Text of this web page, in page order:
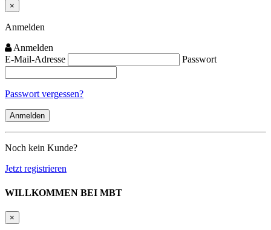
×
Close
Anmelden
Anmelden
E-Mail-Adresse
Passwort
Passwort vergessen?
Noch kein Kunde?
Jetzt registrieren
WILLKOMMEN BEI MBT
×